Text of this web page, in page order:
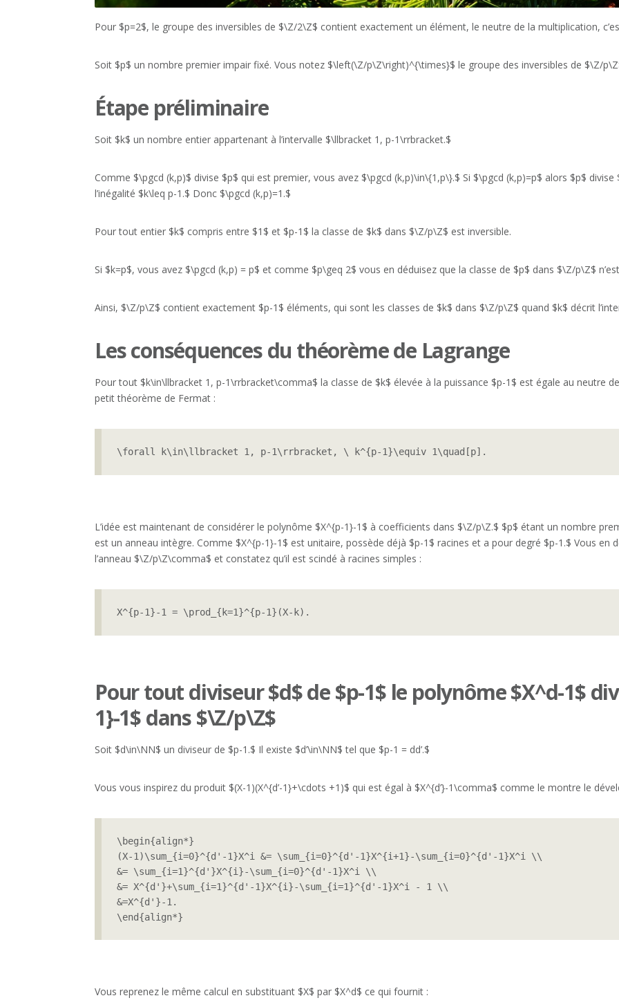
Pour $p=2$, le groupe des inversibles de $\Z/2\Z$ contient exactement un élément, le neutre de la multiplication,
Soit $p$ un nombre premier impair fixé. Vous notez $\left(\Z/p\Z\right)^{\times}$ le groupe des inversibles de $\Z/
Étape préliminaire
Soit $k$ un nombre entier appartenant à l’intervalle $\llbracket 1, p-1\rrbracket.$
Comme $\pgcd (k,p)$ divise $p$ qui est premier, vous avez $\pgcd (k,p)\in\{1,p\}.$ Si $\pgcd (k,p)=p$ alors $p$
l’inégalité $k\leq p-1.$ Donc $\pgcd (k,p)=1.$
Pour tout entier $k$ compris entre $1$ et $p-1$ la classe de $k$ dans $\Z/p\Z$ est inversible.
Si $k=p$, vous avez $\pgcd (k,p) = p$ et comme $p\geq 2$ vous en déduisez que la classe de $p$ dans $\Z/p\Z$
Ainsi, $\Z/p\Z$ contient exactement $p-1$ éléments, qui sont les classes de $k$ dans $\Z/p\Z$ quand $k$ décrit
Les conséquences du théorème de Lagrange
Pour tout $k\in\llbracket 1, p-1\rrbracket\comma$ la classe de $k$ élevée à la puissance $p-1$ est égale au neutre
petit théorème de Fermat :
\forall k\in\llbracket 1, p-1\rrbracket, \ k^{p-1}\equiv 1\quad[p].
L’idée est maintenant de considérer le polynôme $X^{p-1}-1$ à coefficients dans $\Z/p\Z.$ $p$ étant un nombre
est un anneau intègre. Comme $X^{p-1}-1$ est unitaire, possède déjà $p-1$ racines et a pour degré $p-1.$ Vous en
l’anneau $\Z/p\Z\comma$ et constatez qu’il est scindé à racines simples :
X^{p-1}-1 = \prod_{k=1}^{p-1}(X-k).
Pour tout diviseur $d$ de $p-1$ le polynôme $X^d-1$
1}-1$ dans $\Z/p\Z$
Soit $d\in\NN$ un diviseur de $p-1.$ Il existe $d’\in\NN$ tel que $p-1 = dd’.$
Vous vous inspirez du produit $(X-1)(X^{d’-1}+\cdots +1)$ qui est égal à $X^{d’}-1\comma$ comme le montre le
\begin{align*}
(X-1)\sum_{i=0}^{d'-1}X^i &= \sum_{i=0}^{d'-1}X^{i+1}-\sum_{i=0}^{d'-1}X^i \\
&= \sum_{i=1}^{d'}X^{i}-\sum_{i=0}^{d'-1}X^i \\
&= X^{d'}+\sum_{i=1}^{d'-1}X^{i}-\sum_{i=1}^{d'-1}X^i - 1 \\
&=X^{d'}-1.
\end{align*}
Vous reprenez le même calcul en substituant $X$ par $X^d$ ce qui fournit :